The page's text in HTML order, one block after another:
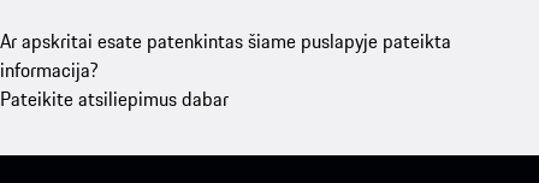
Ar apskritai esate patenkintas šiame puslapyje pateikta
informacija?
Pateikite atsiliepimus dabar